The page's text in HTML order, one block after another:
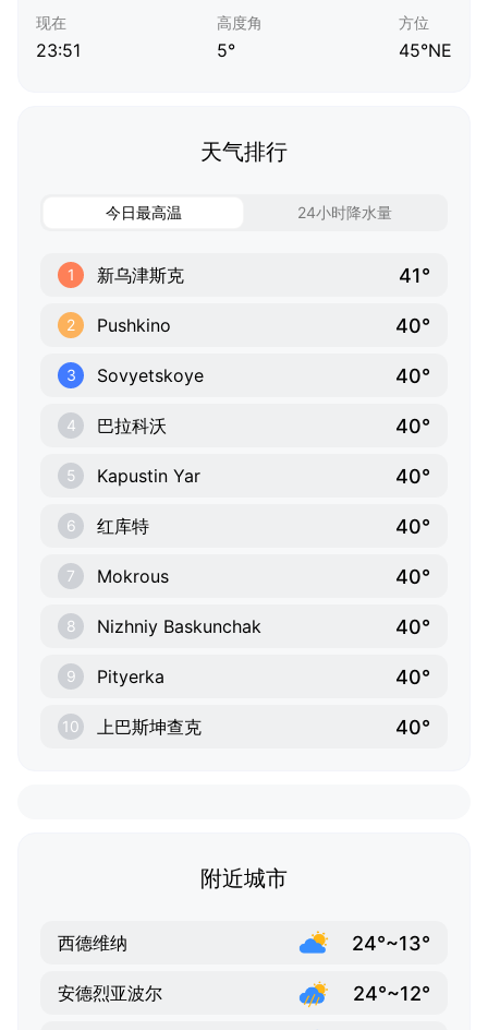
现在
23:51
高度角
5°
方位
45°NE
天气排行
今日最高温 24小时降水量
1 新乌津斯克 41°
2 Pushkino 40°
3 Sovyetskoye 40°
4 巴拉科沃 40°
5 Kapustin Yar 40°
6 红库特 40°
7 Mokrous 40°
8 Nizhniy Baskunchak 40°
9 Pityerka 40°
10 上巴斯坤查克 40°
附近城市
西德维纳 24°~13°
安德烈亚波尔 24°~12°